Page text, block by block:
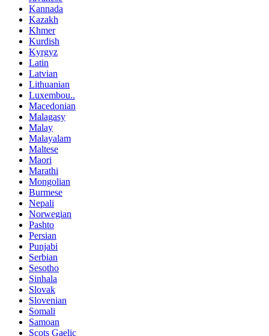
Kannada
Kazakh
Khmer
Kurdish
Kyrgyz
Latin
Latvian
Lithuanian
Luxembou..
Macedonian
Malagasy
Malay
Malayalam
Maltese
Maori
Marathi
Mongolian
Burmese
Nepali
Norwegian
Pashto
Persian
Punjabi
Serbian
Sesotho
Sinhala
Slovak
Slovenian
Somali
Samoan
Scots Gaelic